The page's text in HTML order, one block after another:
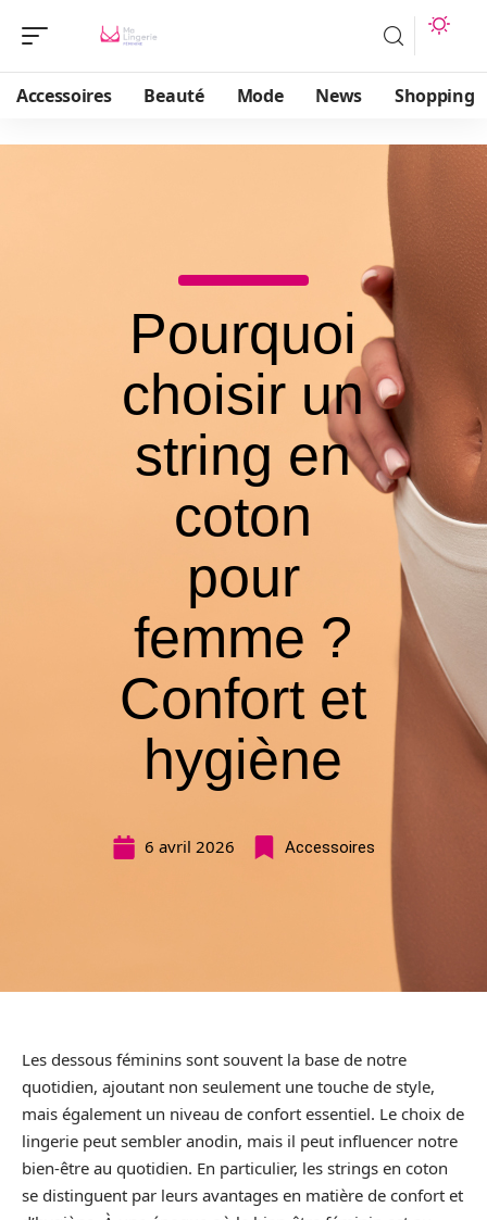
Accessoires Beauté Mode News Shopping
Pourquoi
choisir un
string en
coton
pour
femme ?
Confort et
hygiène
6 avril 2026 Accessoires
Les dessous féminins sont souvent la base de notre
quotidien, ajoutant non seulement une touche de style,
mais également un niveau de confort essentiel. Le choix de
lingerie peut sembler anodin, mais il peut influencer notre
bien-être au quotidien. En particulier, les strings en coton
se distinguent par leurs avantages en matière de confort et